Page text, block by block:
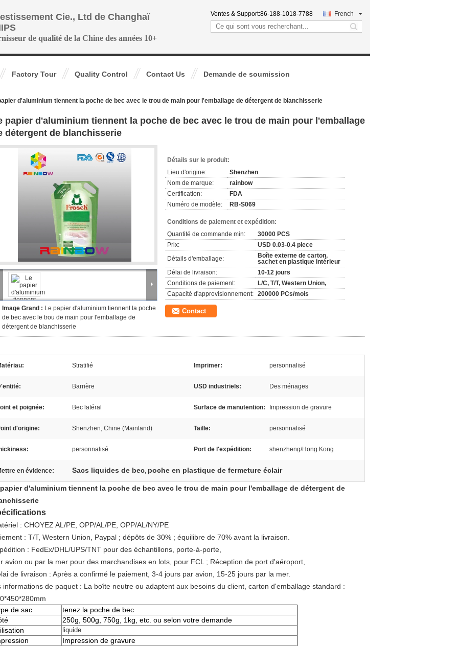
Cie., Ltd de Changhaï
de qualité de la Chine des années 10+
Ventes & Support:86-188-1018-7788 French
search
Factory Tour Quality Control Contact Us Demande de soumission
d'aluminium tiennent la poche de bec avec le trou de main pour l'emballage de détergent de blanchisserie
papier d'aluminium tiennent la poche de bec avec le trou de main pour l'emballage
détergent de blanchisserie
Image Grand : Le papier d'aluminium tiennent la poche
de bec avec le trou de main pour l'emballage de
détergent de blanchisserie
Détails sur le produit:
Lieu d'origine:
Shenzhen
Nom de marque:
rainbow
Certification:
FDA
Numéro de modèle:
RB-S069
Conditions de paiement et expédition:
Quantité de commande min:
30000 PCS
Prix:
USD 0.03-0.4 piece
Détails d'emballage:
Boîte externe de carton,
sachet en plastique intérieur
Délai de livraison:
10-12 jours
Conditions de paiement:
L/C, T/T, Western Union,
Capacité d'approvisionnement: 200000 PCs/mois
Contact
Stratifié Imprimer: personnalisé
Barrière USD industriels: Des ménages
et poignée: Bec latéral Surface de manutention: Impression de gravure
d'origine: Shenzhen, Chine (Mainland) Taille: personnalisé
personnalisé Port de l'expédition: shenzheng/Hong Kong
en évidence: Sacs liquides de bec, poche en plastique de fermeture éclair
d'aluminium tiennent la poche de bec avec le trou de main pour l'emballage de détergent de
: CHOYEZ AL/PE, OPP/AL/PE, OPP/AL/NY/PE
: T/T, Western Union, Paypal ; dépôts de 30% ; équilibre de 70% avant la livraison.
: FedEx/DHL/UPS/TNT pour des échantillons, porte-à-porte,
avion ou par la mer pour des marchandises en lots, pour FCL ; Réception de port d'aéroport,
de livraison : Après a confirmé le paiement, 3-4 jours par avion, 15-25 jours par la mer.
informations de paquet : La boîte neutre ou adaptent aux besoins du client, carton d'emballage standard :
de sac
tenez la poche de bec
250g, 500g, 750g, 1kg, etc. ou selon votre demande
liquide
Impression de gravure